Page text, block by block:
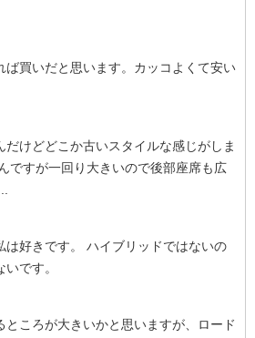
ば買いだと思います。カッコよくて安い
だけどどこか古いスタイルな感じがしま
ですが一回り大きいので後部座席も広
は好きです。 ハイブリッドではないの
です。
ところが大きいかと思いますが、ロード